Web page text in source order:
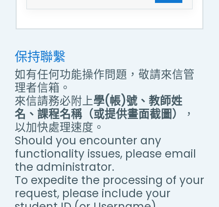
保持聯繫
如有任何功能操作問題，敬請來信管
理者信箱。
來信請務必附上學(帳)號、教師姓
名、課程名稱（或提供畫面截圖）
，
以加快處理速度。
Should you encounter any
functionality issues, please email
the administrator.
To expedite the processing of your
request, please include your